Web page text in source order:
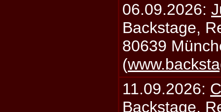
06.09.2026:
Backstage,
80639
(
11.09.2026:
Backstage,